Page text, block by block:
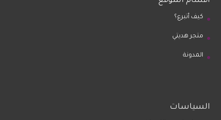
كيف أتبرع؟
متجر هديتي
المدونة
السياسات